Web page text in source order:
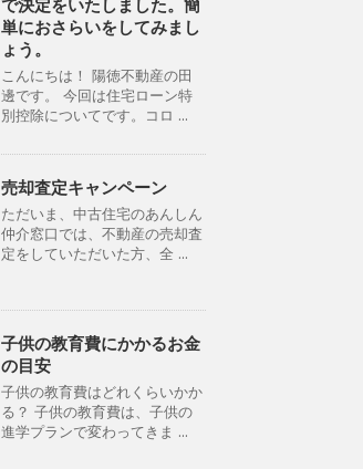
で決定をいたしました。簡
単におさらいをしてみまし
ょう。
こんにちは！ 陽徳不動産の田
邊です。 今回は住宅ローン特
別控除についてです。コロ ...
売却査定キャンペーン
ただいま、中古住宅のあんしん
仲介窓口では、不動産の売却査
定をしていただいた方、全 ...
子供の教育費にかかるお金
の目安
子供の教育費はどれくらいかか
る？ 子供の教育費は、子供の
進学プランで変わってきま ...